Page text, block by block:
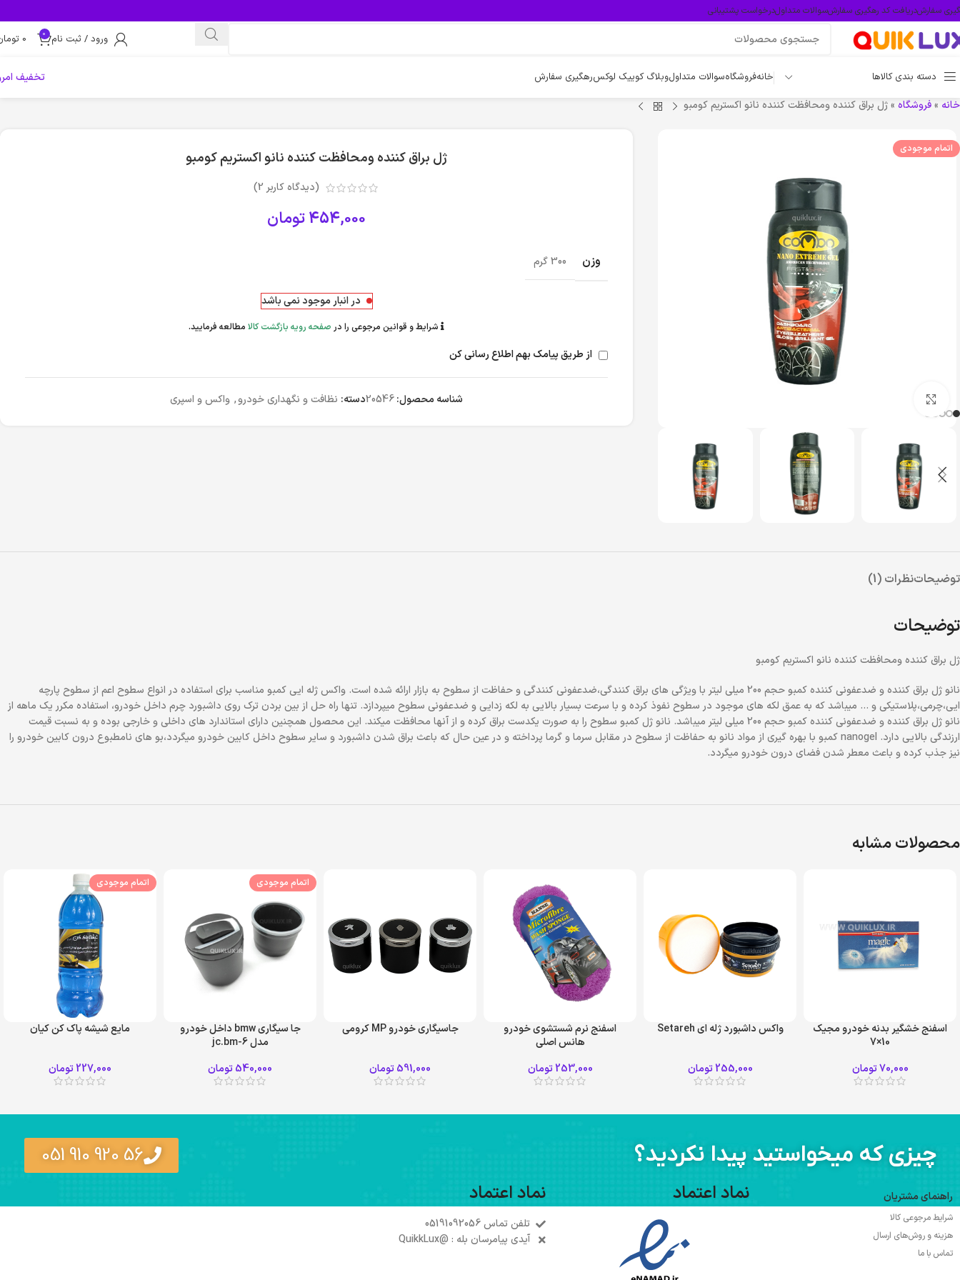
سفارشدریافت کد رهگیری سفارشسوالات متداولدرخواست پشتیبانی
ورود / ثبت نام 0
0
دسته بندی کالاها خانهفروشگاهسوالات متداولوبلاگ کوییک لوکسرهگیری سفارش
تخفیف
خانه »فروشگاه »ژل براق کننده ومحافظت کننده نانو اکستریم کومبو
اتمام موجودی ژل براق کننده ومحافظت کننده نانو اکستریم کومبو
(دیدگاه کاربر 2
)
454,000تومان
وزن 300 گرم
در انبار موجود نمی باشد
شرایط و قوانین مرجوعی را در صفحه رویه بازگشت کالا مطالعه فرمایید.
از طریق پیامک بهم اطلاع رسانی کن
شناسه محصول:20546دسته: نظافت و نگهداری خودرو, واکس و اسپری
توضیحاتنظرات (1)
توضیحات
ژل براق کننده ومحافظت کننده نانو اکستریم کومبو
نانو ژل براق کننده و ضدعفونی کننده کمبو حجم 200 میلی لیتر با ویژگی های براق کنندگی،ضدعفونی کنندگی و حفاظت از سطوح به بازار ارائه شده است. واکس ژله ایی کمبو مناسب برای استفاده در انواع سطوح اعم از سطوح پارچه
ایی،چرمی،پلاستیکی و … میباشد که به عمق لکه های موجود در سطوح نفوذ کرده و با سرعت بسیار بالایی به لکه زدایی و ضدعفونی سطوح میپردازد. تنها راه حل از بین بردن ترک روی داشبورد چرم داخل خودرو، استفاده مکرر یک ماهه از
نانو ژل براق کننده و ضدعفونی کننده کمبو حجم 200 میلی لیتر میباشد. نانو ژل کمبو سطوح را به صورت یکدست براق کرده و از آنها محافظت میکند. این محصول همچنین دارای استاندارد های داخلی و خارجی بوده و به نسبت قیمت
ارزندگی بالایی دارد. nanogel کمبو با بهره گیری از مواد نانو به حفاظت از سطوح در مقابل سرما و گرما پرداخته و در عین حال که باعث براق شدن داشبورد و سایر سطوح داخل کابین خودرو میگردد،بو های نامطبوع درون کابین خودرو را
نیز جذب کرده و باعث معطر شدن فضای درون خودرو میگردد.
محصولات مشابه
اسفنج خشگیر بدنه خودرو مجیک
10×7
70,000تومان
واکس داشبورد ژله ای Setareh
255,000 تومان
اسفنج نرم شستشوی خودرو
هانس اصلی
253,000 تومان
جاسیگاری خودرو MP کرومی
591,000تومان
اتمام موجودی
جا سيگاري bmw داخل خودرو
مدل jc.bm-6
540,000تومان
اتمام موجودی
مایع شیشه پاک کن کیان
227,000تومان
چیزی که میخواستید پیدا نکردید؟ 56 920 910 051
راهنمای مشتریان
شرایط مرجوعی کالا
هزینه و روش‌های ارسال
تماس با ما
نماد اعتماد نماد اعتماد
تلفن تماس 05191092056
آیدی پیامرسان بله : @QuikkLux